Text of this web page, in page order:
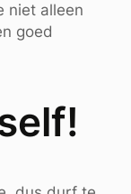
niet alleen
goed